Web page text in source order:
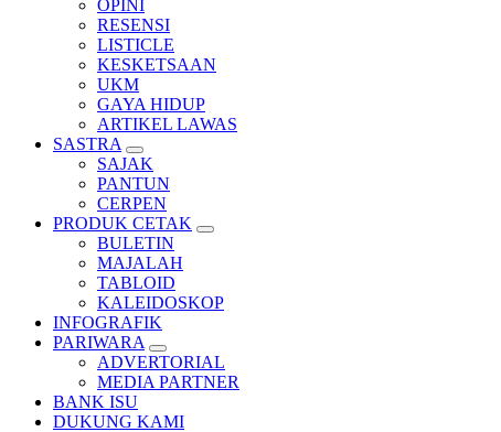
OPINI
RESENSI
LISTICLE
KESKETSAAN
UKM
GAYA HIDUP
ARTIKEL LAWAS
SASTRA
SAJAK
PANTUN
CERPEN
PRODUK CETAK
BULETIN
MAJALAH
TABLOID
KALEIDOSKOP
INFOGRAFIK
PARIWARA
ADVERTORIAL
MEDIA PARTNER
BANK ISU
DUKUNG KAMI